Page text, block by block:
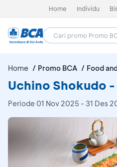
Home Individu
Home Promo BCA Food
Uchino Shokudo
Periode 01 Nov 2025 - 31 Des